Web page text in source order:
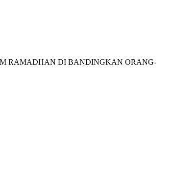
RAMADHAN DI BANDINGKAN ORANG-